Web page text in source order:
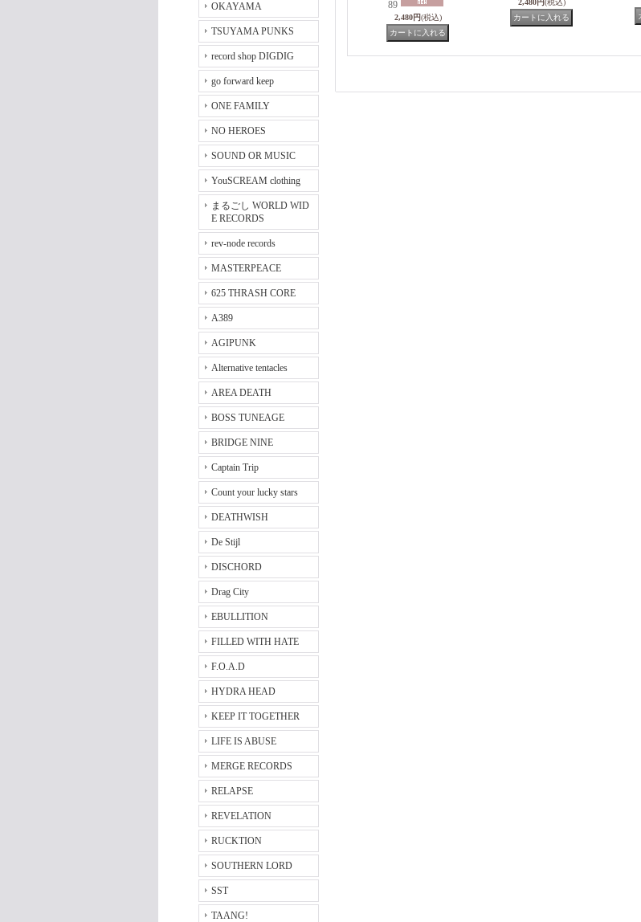
OKAYAMA
TSUYAMA PUNKS
record shop DIGDIG
go forward keep
ONE FAMILY
NO HEROES
SOUND OR MUSIC
YouSCREAM clothing
まるごし WORLD WID
E RECORDS
rev-node records
MASTERPEACE
625 THRASH CORE
A389
AGIPUNK
Alternative tentacles
AREA DEATH
BOSS TUNEAGE
BRIDGE NINE
Captain Trip
Count your lucky stars
DEATHWISH
De Stijl
DISCHORD
Drag City
EBULLITION
FILLED WITH HATE
F.O.A.D
HYDRA HEAD
KEEP IT TOGETHER
LIFE IS ABUSE
MERGE RECORDS
RELAPSE
REVELATION
RUCKTION
SOUTHERN LORD
SST
TAANG!
89
2,480円(税込)
2,480円(税込)